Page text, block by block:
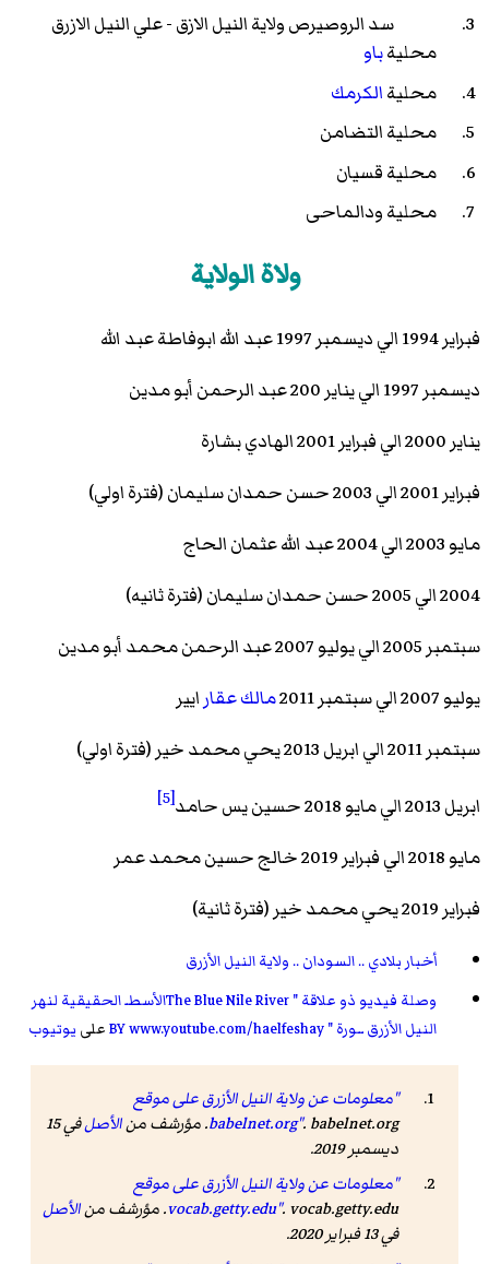
سد الروصيرص ولاية النيل الازق - علي النيل الازرق
محليةباو
محليةالكرمك
محلية التضامن
محليةقسيان
محلية ودالماحى
ولاة الولاية
فبراير 1994 الي ديسمبر 1997 عبد الله ابوفاطة عبد الله
ديسمبر 1997 الي يناير 200 عبد الرحمن أبو مدين
يناير 2000 الي فبراير 2001 الهادي بشارة
فبراير 2001 الي 2003 حسن حمدان سليمان (فترة اولي)
مايو 2003 الي 2004 عبد الله عثمان الحاج
2004 الي 2005 حسن حمدان سليمان (فترة ثانيه)
سبتمبر 2005 الي يوليو 2007 عبد الرحمن محمد أبو مدين
يوليو 2007 الي سبتمبر 2011
مالك عقار ايير
سبتمبر 2011 الي ابريل 2013 يحي محمد خير (فترة اولي)
ابريل 2013 الي مايو 2018 حسين يس حامد
[5]
مايو 2018 الي فبراير 2019 خالج حسين محمد عمر
فبراير 2019 يحي محمد خير (فترة ثانية)
أخبار بلادي .. السودان .. ولاية النيل الأزرق
وصلة فيديو ذو علاقة " The Blue Nile Riverالأسطـ الحقيقية لنهر
النيل الأزرق ــورة " BY www.youtube.com/haelfeshay
على يوتيوب
"معلومات عن ولاية النيل الأزرق على موقع
babelnet.org". babelnet.org. مؤرشف من الأصل
في 15
ديسمبر 2019.
"معلومات عن ولاية النيل الأزرق على موقع
vocab.getty.edu". vocab.getty.edu. مؤرشف من
الأصل
في 13 فبراير 2020.